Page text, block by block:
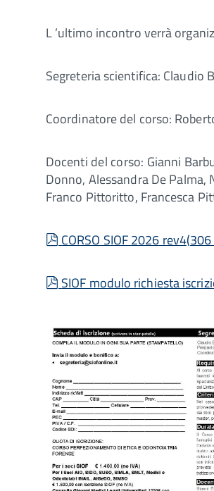
L ’ultimo incontro verrà
Segreteria scientifica: Claudio
Coordinatore del corso:
Docenti del corso: Gianni
Donno, Alessandra De
Franco Pittoritto, Francesca
pdf
CORSO SIOF 2026 rev4(306
pdf
SIOF modulo richiesta